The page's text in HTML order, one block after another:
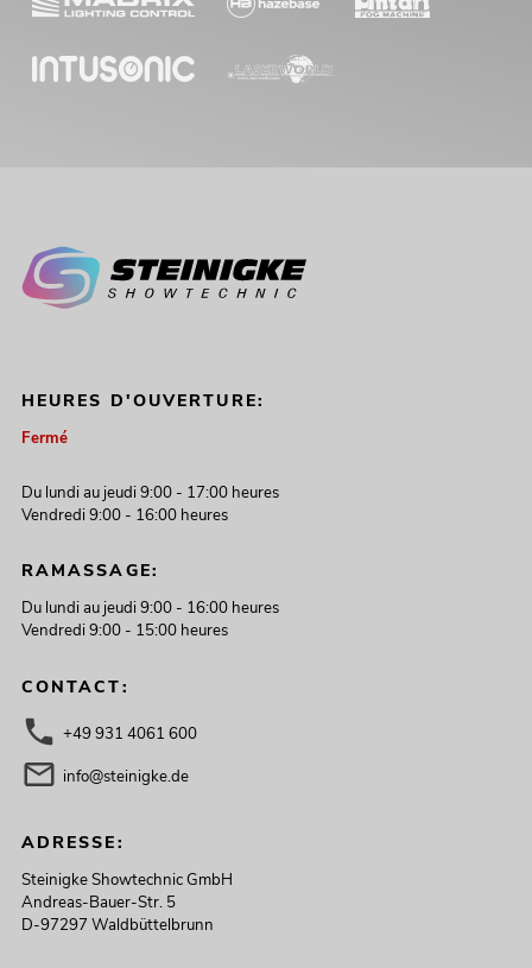
HEURES D'OUVERTURE:
Fermé
Du lundi au jeudi 9:00 - 17:00 heures
Vendredi 9:00 - 16:00 heures
RAMASSAGE:
Du lundi au jeudi 9:00 - 16:00 heures
Vendredi 9:00 - 15:00 heures
CONTACT:
+49 931 4061 600
info@steinigke.de
ADRESSE:
Steinigke Showtechnic GmbH
Andreas-Bauer-Str. 5
D-97297 Waldbüttelbrunn